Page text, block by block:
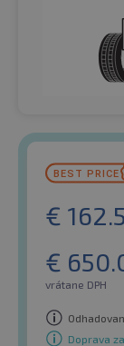
€
€
vrátane DPH
Doprava